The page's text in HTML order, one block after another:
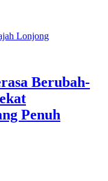
Berubah-
Penuh